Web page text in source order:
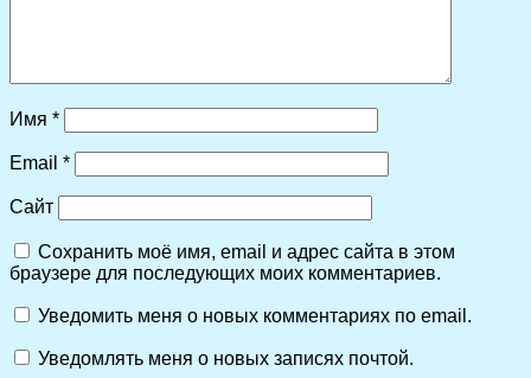
Имя *
Email *
Сайт
Сохранить моё имя, email и адрес сайта в этом
браузере для последующих моих комментариев.
Уведомить меня о новых комментариях по email.
Уведомлять меня о новых записях почтой.